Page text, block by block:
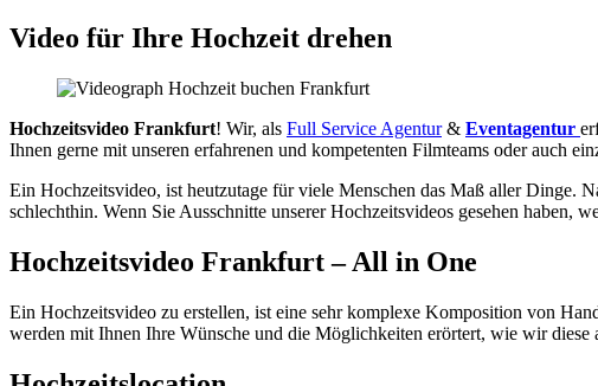
Video für Ihre Hochzeit drehen
Hochzeitsvideo Frankfurt! Wir, als Full Service Agentur& Eventagentur
Ihnen gerne mit unseren erfahrenen und kompetenten Filmteams oder auch
Ein Hochzeitsvideo, ist heutzutage für viele Menschen das Maß aller Dinge.
schlechthin. Wenn Sie Ausschnitte unserer Hochzeitsvideos gesehen haben,
Hochzeitsvideo Frankfurt – All in One
Ein Hochzeitsvideo zu erstellen, ist eine sehr komplexe Komposition von
werden mit Ihnen Ihre Wünsche und die Möglichkeiten erörtert, wie wir